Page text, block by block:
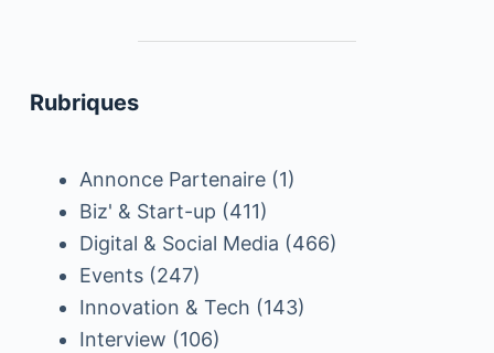
Rubriques
Annonce Partenaire(1)
Biz' & Start-up (411)
Digital & Social Media (466)
Events(247)
Innovation & Tech (143)
Interview (106)